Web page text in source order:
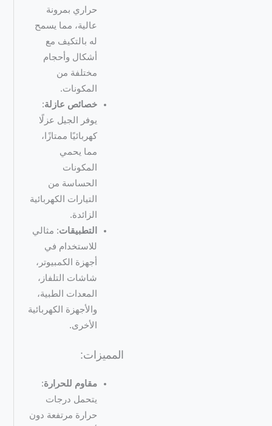
حراري بمرونة
عالية، مما يسمح
له بالتكيف مع
أشكال وأحجام
مختلفة من
المكونات.
خصائص عازلة:
يوفر الجيل عزلًا
كهربائيًا ممتازًا،
مما يحمي
المكونات
الحساسة من
التيارات الكهربائية
الزائدة.
التطبيقات: مثالي
للاستخدام في
أجهزة الكمبيوتر،
شاشات التلفاز،
المعدات الطبية،
والأجهزة الكهربائية
الأخرى.
المميزات:
مقاوم للحرارة:
يتحمل درجات
حرارة مرتفعة دون